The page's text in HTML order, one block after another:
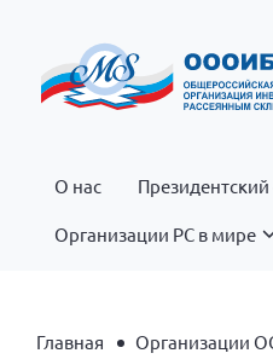
О нас Президентский
Организации РС в мире
Главная Организации